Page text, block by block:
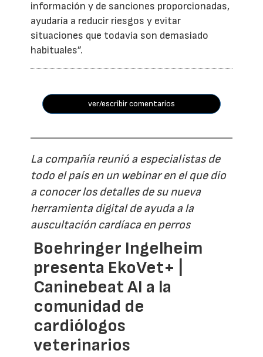
información y de sanciones proporcionadas,
ayudaría a reducir riesgos y evitar
situaciones que todavía son demasiado
habituales”.
ver/escribir comentarios
La compañía reunió a especialistas de
todo el país en un webinar en el que dio
a conocer los detalles de su nueva
herramienta digital de ayuda a la
auscultación cardíaca en perros
Boehringer Ingelheim
presenta EkoVet+ |
Caninebeat AI a la
comunidad de
cardiólogos
veterinarios